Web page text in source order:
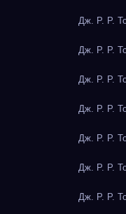
Дж. Р. Р.
Дж. Р. Р.
Дж. Р. Р.
Дж. Р. Р.
Дж. Р. Р.
Дж. Р. Р.
Дж. Р. Р.